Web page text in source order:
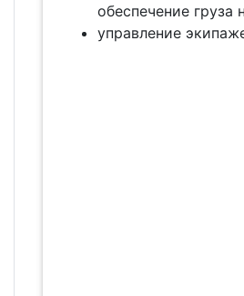
обеспечение груза
управление